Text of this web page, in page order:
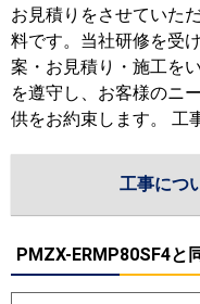
お見積りをさせていた
料です。当社研修を受
案・お見積り・施工を
を遵守し、お客様のニ
供をお約束します。 工
工事につ
PMZX-ERMP80SF4と